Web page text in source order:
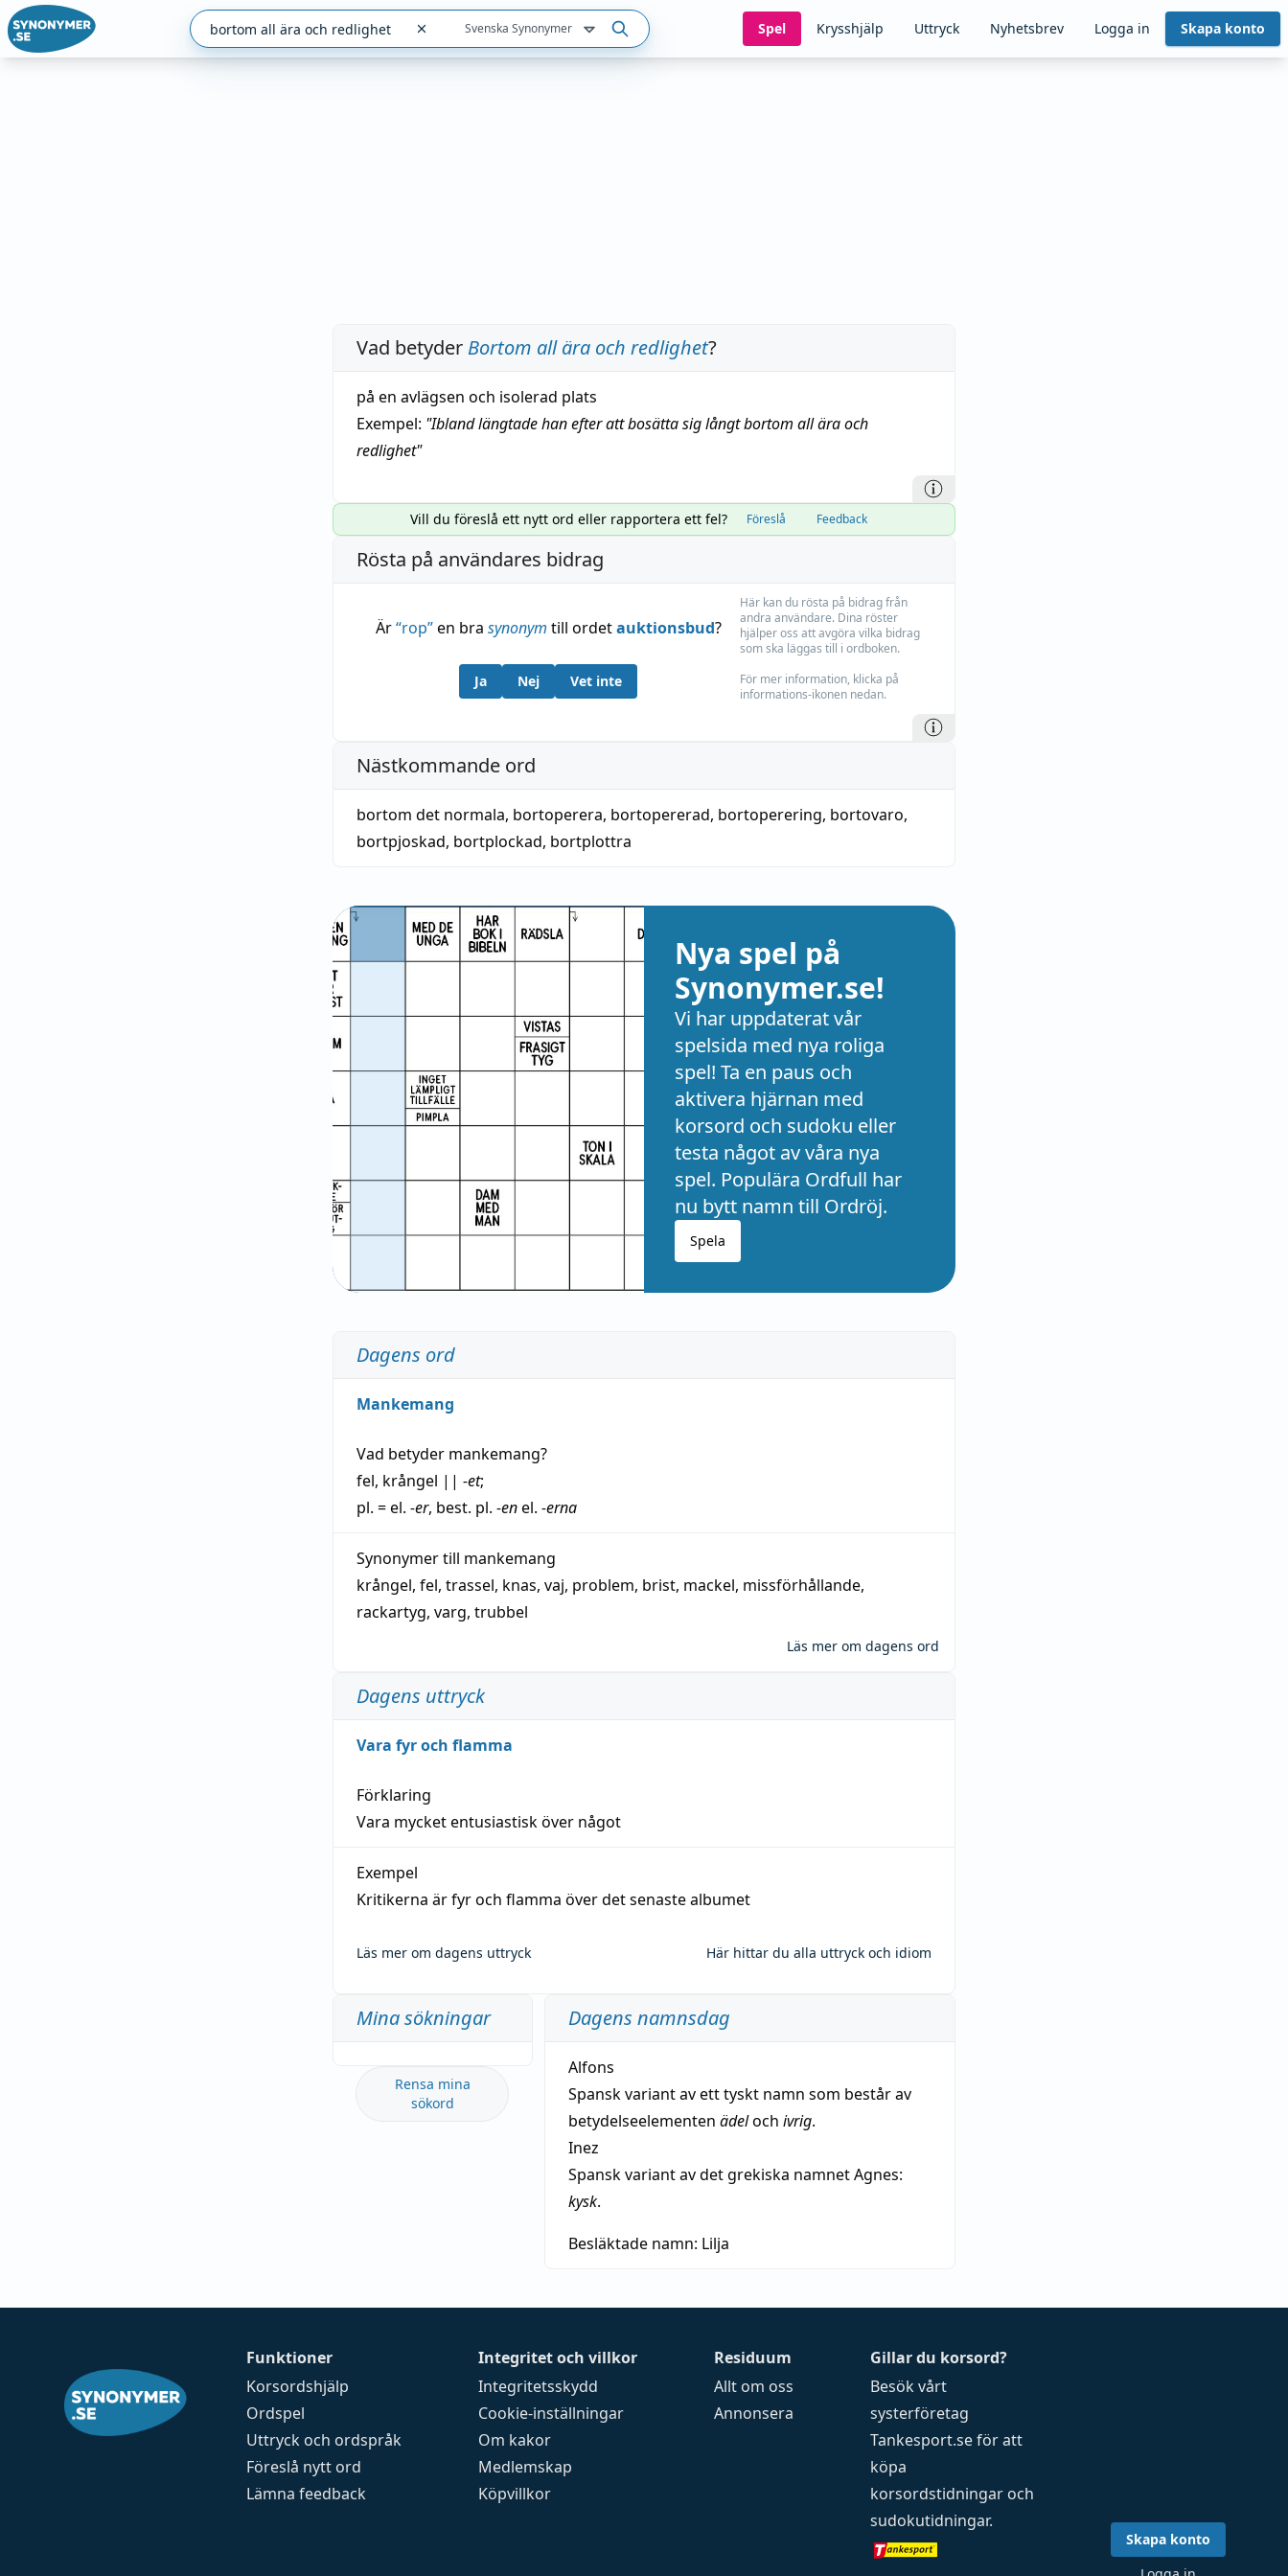
Svenska Synonymer Spel Krysshjälp Uttryck Nyhetsbrev Logga in Skapa konto
Vad betyder Bortom all ära och redlighet?
på en avlägsen och isolerad plats
Exempel: "Ibland längtade han efter att bosätta sig långt bortom all ära och
redlighet"
Vill du föreslå ett nytt ord eller rapportera ett fel? Föreslå Feedback
Rösta på användares bidrag
Är“rop”en bra synonym till ordetauktionsbud?
Ja Nej Vet inte
Här kan du rösta på bidrag från
andra användare. Dina röster
hjälper oss att avgöra vilka bidrag
som ska läggas till i ordboken.
För mer information, klicka på
informations-ikonen nedan.
Nästkommande ord
bortom det normala, bortoperera, bortopererad, bortoperering, bortovaro,
bortpjoskad, bortplockad, bortplottra
Nya spel på
Synonymer.se!
Vi har uppdaterat vår
spelsida med nya roliga
spel! Ta en paus och
aktivera hjärnan med
korsord och sudoku eller
testa något av våra nya
spel. Populära Ordfull har
nu bytt namn till Ordröj.
Spela
Dagens ord
Mankemang
Vad betyder mankemang?
fel, krångel || -et;
pl. = el. -er, best. pl. -enel. -erna
Synonymer till mankemang
krångel, fel, trassel, knas, vaj, problem, brist, mackel, missförhållande,
rackartyg, varg, trubbel
Läs mer om dagens ord
Dagens uttryck
Vara fyr och flamma
Förklaring
Vara mycket entusiastisk över något
Exempel
Kritikerna är fyr och flamma över det senaste albumet
Läs mer om dagens uttryck Här hittar du alla uttryck och idiom
Mina sökningar
Rensa mina
sökord
Dagens namnsdag
Alfons
Spansk variant av ett tyskt namn som består av
betydelseelementen ädeloch ivrig.
Inez
Spansk variant av det grekiska namnet Agnes:
kysk.
Besläktade namn: Lilja
Funktioner
Korsordshjälp
Ordspel
Uttryck och ordspråk
Föreslå nytt ord
Lämna feedback
Integritet och villkor
Integritetsskydd
Cookie-inställningar
Om kakor
Medlemskap
Köpvillkor
Residuum
Allt om oss
Annonsera
Gillar du korsord?
Besök vårt
systerföretag
Tankesport.seför att
köpa
korsordstidningar och
sudokutidningar.
Skapa konto